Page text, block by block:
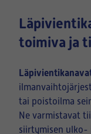
toimiva ja
tai poistoilma
Ne varmistavat
siirtymisen ulko-